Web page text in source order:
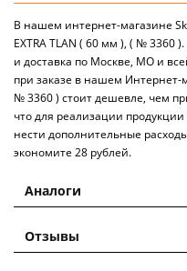
В нашем интернет-магазине
EXTRA TLAN ( 60 мм ), ( № 3360
и доставка по Москве, МО и
при заказе в нашем Интернет-
№ 3360 ) стоит дешевле, чем
что для реализации
нести дополнительные
экономите 28 рублей.
Аналоги
Отзывы